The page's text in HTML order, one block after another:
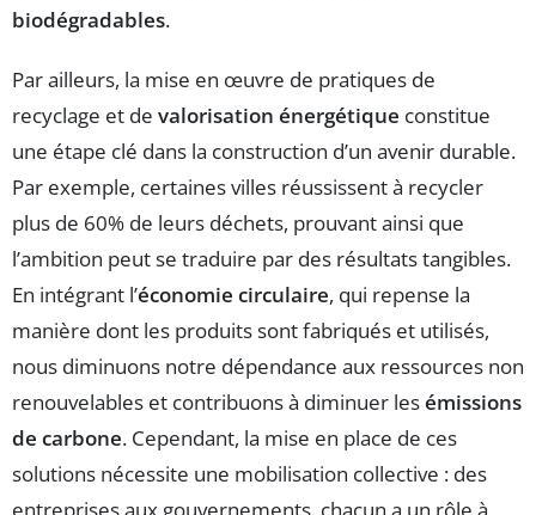
biodégradables.
Par ailleurs, la mise en œuvre de pratiques de
recyclage et de valorisation énergétique constitue
une étape clé dans la construction d’un avenir durable.
Par exemple, certaines villes réussissent à recycler
plus de 60% de leurs déchets, prouvant ainsi que
l’ambition peut se traduire par des résultats tangibles.
En intégrant l’économie circulaire, qui repense la
manière dont les produits sont fabriqués et utilisés,
nous diminuons notre dépendance aux ressources non
renouvelables et contribuons à diminuer lesémissions
de carbone. Cependant, la mise en place de ces
solutions nécessite une mobilisation collective : des